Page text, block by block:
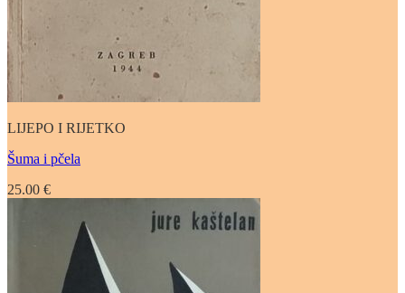
LIJEPO I RIJETKO
Šuma i pčela
25.00 €